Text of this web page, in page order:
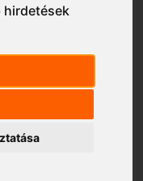
hirdetések